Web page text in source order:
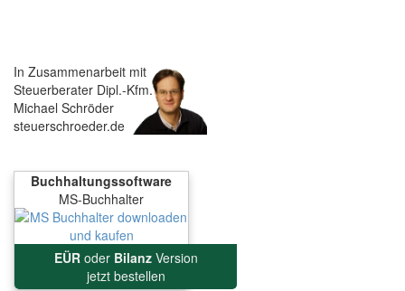
In Zusammenarbeit mit
Steuerberater Dipl.-Kfm.
Michael Schröder
steuerschroeder.de
Buchhaltungssoftware
MS-Buchhalter
EÜRoder BilanzVersion
jetzt bestellen